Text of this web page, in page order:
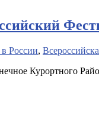
России,
Курортного